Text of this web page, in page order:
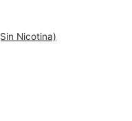
Nicotina)